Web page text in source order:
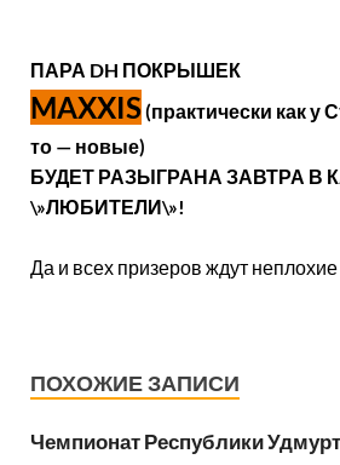
ПАРА DH ПОКРЫШЕК
MAXXIS(практически как у
то — новые)
БУДЕТ РАЗЫГРАНА ЗАВТРА В
\»ЛЮБИТЕЛИ\»!
Да и всех призеров ждут
ПОХОЖИЕ ЗАПИСИ
Чемпионат Республики